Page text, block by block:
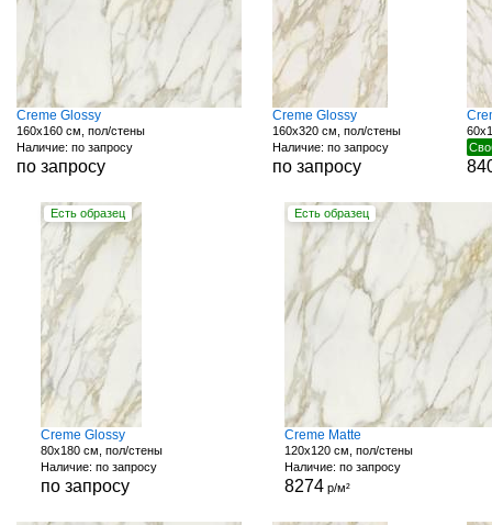
Creme Glossy
160x160 см, пол/стены
Наличие: по запросу
по запросу
Creme Glossy
160x320 см, пол/стены
Наличие: по запросу
по запросу
Есть образец
Creme Glossy
80x180 см, пол/стены
Наличие: по запросу
по запросу
Есть образец
Creme Matte
120x120 см, пол/стены
Наличие: по запросу
8274 р/м²